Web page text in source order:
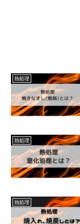
熱処理
熱処理
熱処理